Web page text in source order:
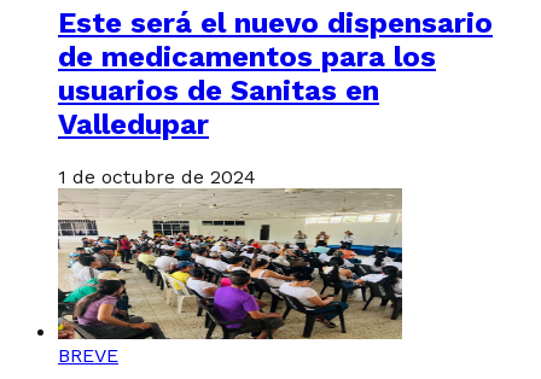
Este será el nuevo dispensario
de medicamentos para los
usuarios de Sanitas en
Valledupar
1 de octubre de 2024
BREVE